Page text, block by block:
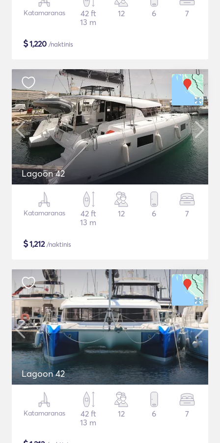
Katamaranas
42 ft
13 m
12 6 7
$1,220 /naktinis
Lagoon 42
Katamaranas
42 ft
13 m
12 6 7
$1,212/naktinis
Lagoon 42
Katamaranas
42 ft
13 m
12 6 7